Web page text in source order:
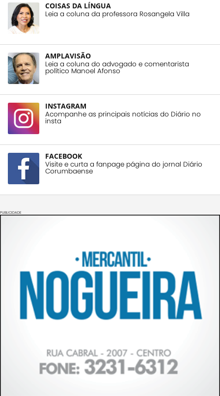
COISAS DA LÍNGUA
Leia a coluna da professora Rosangela Villa
AMPLAVISÃO
Leia a coluna do advogado e comentarista
político Manoel Afonso
INSTAGRAM
Acompanhe as principais notícias do Diário no
insta
FACEBOOK
Visite e curta a fanpage página do jornal Diário
Corumbaense
PUBLICIDADE